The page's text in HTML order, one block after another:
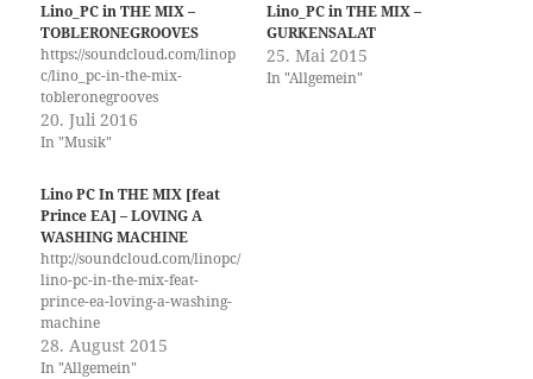
Lino_PC in THE MIX –
TOBLERONEGROOVES
https://soundcloud.com/linop
c/lino_pc-in-the-mix-
tobleronegrooves
20. Juli 2016
In "Musik"
Lino_PC in THE MIX –
GURKENSALAT
25. Mai 2015
In "Allgemein"
Lino PC In THE MIX [feat
Prince EA] – LOVING A
WASHING MACHINE
http://soundcloud.com/linopc/
lino-pc-in-the-mix-feat-
prince-ea-loving-a-washing-
machine
28. August 2015
In "Allgemein"